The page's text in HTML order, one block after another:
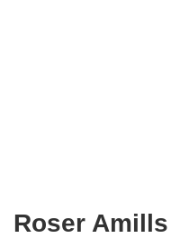
Roser